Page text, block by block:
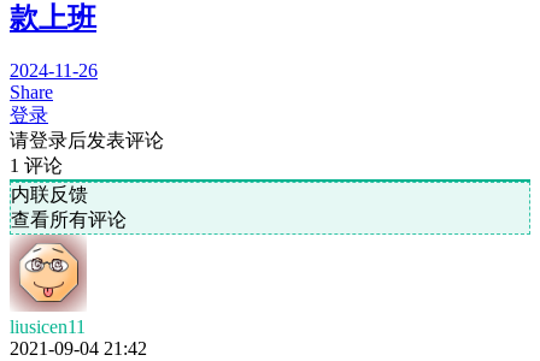
款上班
2024-11-26
Share
登录
请登录后发表评论
1 评论
内联反馈
查看所有评论
liusicen11
2021-09-04 21:42